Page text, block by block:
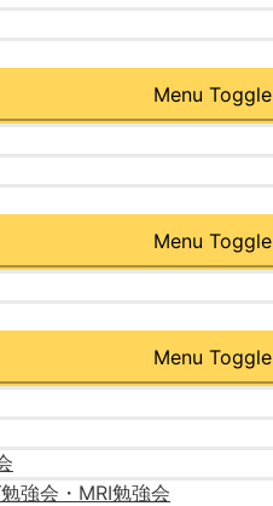
Menu Toggle
Menu Toggle
Menu Toggle
強会・MRI勉強会